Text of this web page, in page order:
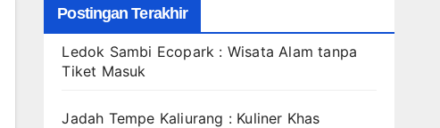
Postingan Terakhir
Ledok Sambi Ecopark : Wisata Alam tanpa
Tiket Masuk
Jadah Tempe Kaliurang : Kuliner Khas